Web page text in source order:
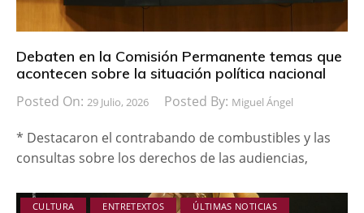
Debaten en la Comisión Permanente temas que
acontecen sobre la situación política nacional
Posted On: 29 Julio, 2026 Posted By: Miguel Ángel
* Destacaron el contrabando de combustibles y las
consultas sobre los derechos de las audiencias,
CULTURA ENTRETEXTOS ÚLTIMAS NOTICIAS